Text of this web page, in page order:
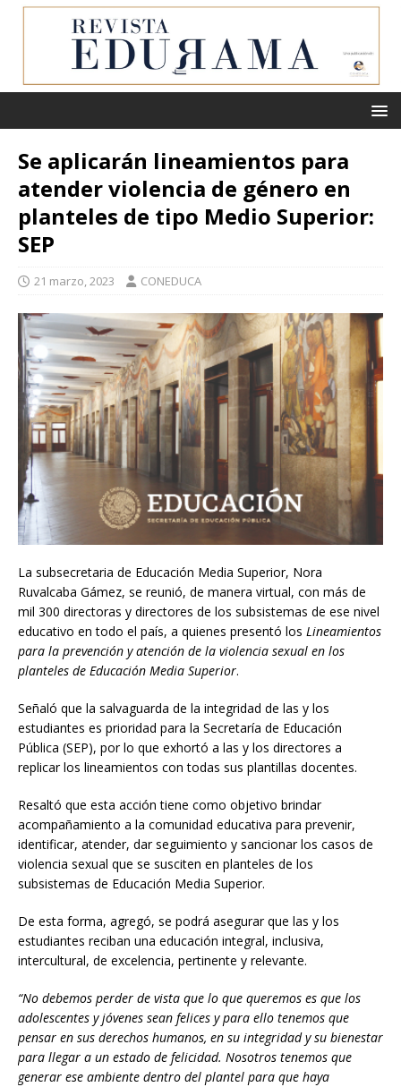
Se aplicarán lineamientos para
atender violencia de género en
planteles de tipo Medio Superior:
SEP
21 marzo, 2023 CONEDUCA
La subsecretaria de Educación Media Superior, Nora
Ruvalcaba Gámez, se reunió, de manera virtual, con más de
mil 300 directoras y directores de los subsistemas de ese nivel
educativo en todo el país, a quienes presentó los Lineamientos
para la prevención y atención de la violencia sexual en los
planteles de Educación Media Superior.
Señaló que la salvaguarda de la integridad de las y los
estudiantes es prioridad para la Secretaría de Educación
Pública (SEP), por lo que exhortó a las y los directores a
replicar los lineamientos con todas sus plantillas docentes.
Resaltó que esta acción tiene como objetivo brindar
acompañamiento a la comunidad educativa para prevenir,
identificar, atender, dar seguimiento y sancionar los casos de
violencia sexual que se susciten en planteles de los
subsistemas de Educación Media Superior.
De esta forma, agregó, se podrá asegurar que las y los
estudiantes reciban una educación integral, inclusiva,
intercultural, de excelencia, pertinente y relevante.
“No debemos perder de vista que lo que queremos es que los
adolescentes y jóvenes sean felices y para ello tenemos que
pensar en sus derechos humanos, en su integridad y su bienestar
para llegar a un estado de felicidad. Nosotros tenemos que
generar ese ambiente dentro del plantel para que haya